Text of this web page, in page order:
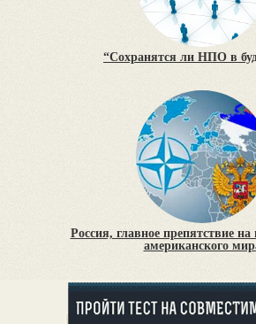
“Сохранятся ли НПО в
Россия, главное препятствие на
американского